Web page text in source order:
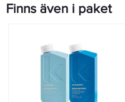
Finns även i paket